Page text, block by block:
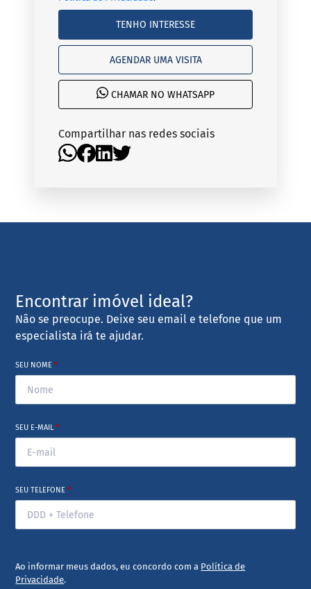
TENHO INTERESSE
AGENDAR UMA VISITA
CHAMAR NO WHATSAPP
Compartilhar nas redes sociais
Encontrar imóvel ideal?
Não se preocupe. Deixe seu email e telefone que um
especialista irá te ajudar.
SEU NOME*
SEU E-MAIL*
SEU TELEFONE*
Ao informar meus dados, eu concordo com a Política de
Privacidade.